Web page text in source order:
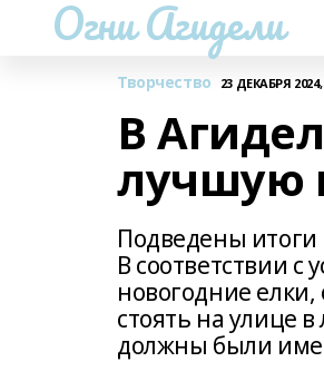
Огни Агидели
Творчество 23 ДЕКАБРЯ 2024,
В
лучшую
Подведены
В соответствии с
новогодние
стоять на улице
должны были